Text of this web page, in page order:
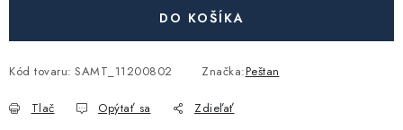
Akcie, Zľavy
DO KOŠÍKA
Kód tovaru: SAMT_11200802 Značka:Peštan
Tlač Opýtať sa Zdieľať